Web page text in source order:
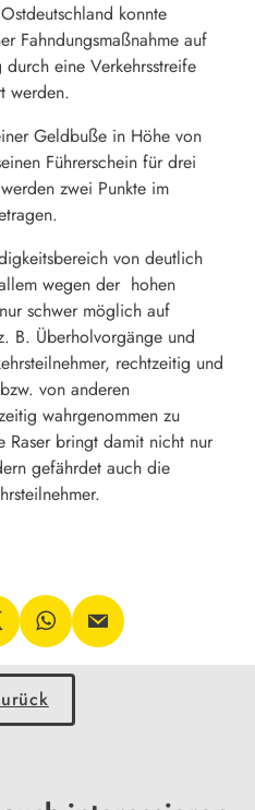
konnte
Fahndungsmaßnahme auf
eine Verkehrsstreife
werden.
Geldbuße in Höhe von
Führerschein für drei
zwei Punkte im
von deutlich
wegen der hohen
schwer möglich auf
B. Überholvorgänge und
rechtzeitig und
von anderen
wahrgenommen zu
Raser bringt damit nicht nur
gefährdet auch die